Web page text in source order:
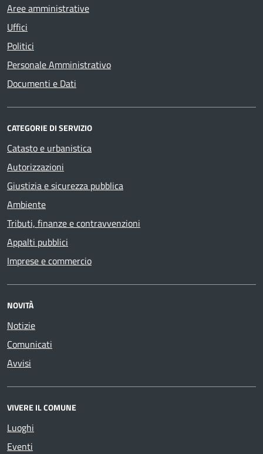
Aree amministrative
Uffici
Politici
Personale Amministrativo
Documenti e Dati
CATEGORIE DI SERVIZIO
Catasto e urbanistica
Autorizzazioni
Giustizia e sicurezza pubblica
Ambiente
Tributi, finanze e contravvenzioni
Appalti pubblici
Imprese e commercio
NOVITÀ
Notizie
Comunicati
Avvisi
VIVERE IL COMUNE
Luoghi
Eventi